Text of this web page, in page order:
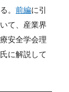
。前編に引
て、産業界
安全学会理
に解説して